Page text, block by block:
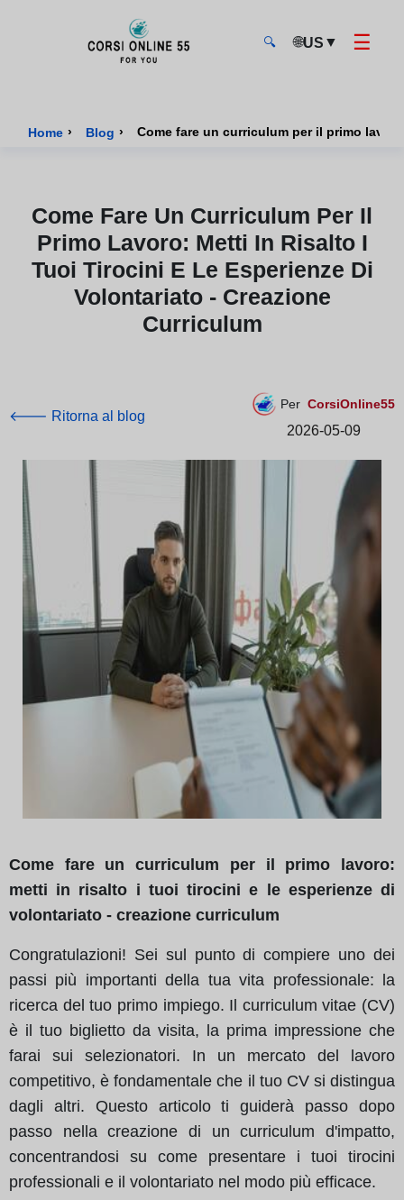
🔍 🌐US ▼ ☰
Home › Blog › Come fare un curriculum per il primo
Come Fare Un Curriculum Per Il
Primo Lavoro: Metti In Risalto I
Tuoi Tirocini E Le Esperienze Di
Volontariato - Creazione
Curriculum
🡐 Ritorna al blog
Per CorsiOnline55
2026-05-09
Come fare un curriculum per il primo lavoro:
metti in risalto i tuoi tirocini e le esperienze di
volontariato - creazione curriculum
Congratulazioni! Sei sul punto di compiere uno dei
passi più importanti della tua vita professionale: la
ricerca del tuo primo impiego. Il curriculum vitae (CV)
è il tuo biglietto da visita, la prima impressione che
farai sui selezionatori. In un mercato del lavoro
competitivo, è fondamentale che il tuo CV si distingua
dagli altri. Questo articolo ti guiderà passo dopo
passo nella creazione di un curriculum d'impatto,
concentrandosi su come presentare i tuoi tirocini
professionali e il volontariato nel modo più efficace.